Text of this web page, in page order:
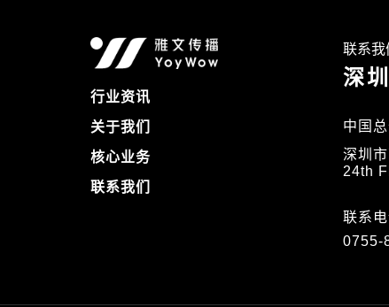
行业资讯
关于我们
核心业务
联系我们
联系我
深
中国总
深圳
24th
联系
0755-